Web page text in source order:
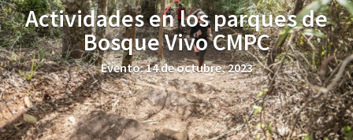
parques
de
Bosque
Actividades en los parques de
Bosque Vivo CMPC
Evento: 14 de octubre, 2023